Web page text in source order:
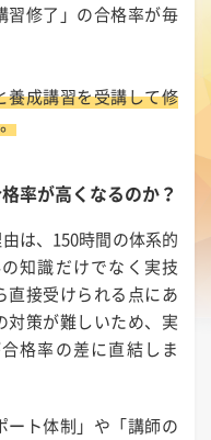
習修了」の合格率が毎
養成講習を受講して修
率が高くなるのか？
は、150時間の体系的
知識だけでなく実技
直接受けられる点にあ
対策が難しいため、実
格率の差に直結しま
ート体制」や「講師の